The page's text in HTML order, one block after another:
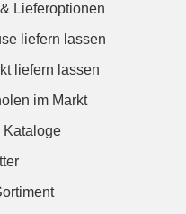
Lieferoptionen
liefern lassen
liefern lassen
im Markt
Kataloge